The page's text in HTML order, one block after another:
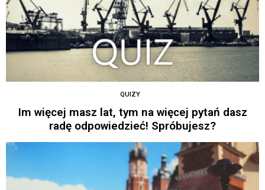
QUIZY
Im więcej masz lat, tym na więcej pytań dasz
radę odpowiedzieć! Spróbujesz?